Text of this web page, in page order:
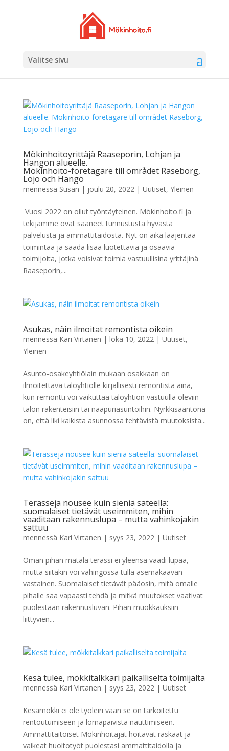
Valitse sivu
Mökinhoitoyrittäjä Raaseporin, Lohjan ja
Hangon alueelle.
Mökinhoito-företagare till området Raseborg,
Lojo och Hangö
mennessä Susan | joulu 20, 2022| Uutiset, Yleinen
Vuosi 2022 on ollut työntäyteinen. Mökinhoito.fi ja
tekijämme ovat saaneet tunnustusta hyvästä
palvelusta ja ammattitaidosta. Nyt on aika laajentaa
toimintaa ja saada lisää luotettavia ja osaavia
toimijoita, jotka voisivat toimia vastuullisina yrittäjinä
Raaseporin,...
Asukas, näin ilmoitat remontista oikein
mennessä Kari Virtanen | loka 10, 2022| Uutiset,
Yleinen
Asunto-osakeyhtiölain mukaan osakkaan on
ilmoitettava taloyhtiölle kirjallisesti remontista aina,
kun remontti voi vaikuttaa taloyhtiön vastuulla oleviin
talon rakenteisiin tai naapuriasuntoihin. Nyrkkisääntönä
on, että liki kaikista asunnossa tehtävistä muutoksista...
Terasseja nousee kuin sieniä sateella:
suomalaiset tietävät useimmiten, mihin
vaaditaan rakennuslupa – mutta vahinkojakin
sattuu
mennessä Kari Virtanen | syys 23, 2022| Uutiset
Oman pihan matala terassi ei yleensä vaadi lupaa,
mutta siitäkin voi vahingossa tulla asemakaavan
vastainen. Suomalaiset tietävät pääosin, mitä omalle
pihalle saa vapaasti tehdä ja mitkä muutokset vaativat
puolestaan rakennusluvan. Pihan muokkauksiin
liittyvien...
Kesä tulee, mökkitalkkari paikalliselta toimijalta
mennessä Kari Virtanen | syys 23, 2022| Uutiset
Kesämökki ei ole työleiri vaan se on tarkoitettu
rentoutumiseen ja lomapäivistä nauttimiseen.
Ammattitaitoiset Mökinhoitajat hoitavat raskaat ja
vaikeat huoltotyöt puolestasi ammattitaidolla ja